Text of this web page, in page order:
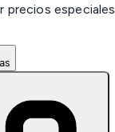
precios especiales